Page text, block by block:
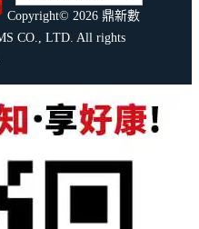
Copyright© 2026 鼎新數
CO., LTD. All rights